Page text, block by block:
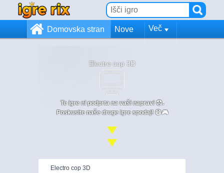
Domovska stran Nove Več
Electro cop 3D
Te igre ni podprta na vaši napravi 😞.
Poskusite naše druge igre spodaj! 😄🎮
Electro cop 3D